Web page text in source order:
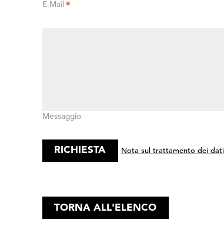
E-Mail *
Messaggio
Nota sul trattamento dei dati
TORNA ALL'ELENCO